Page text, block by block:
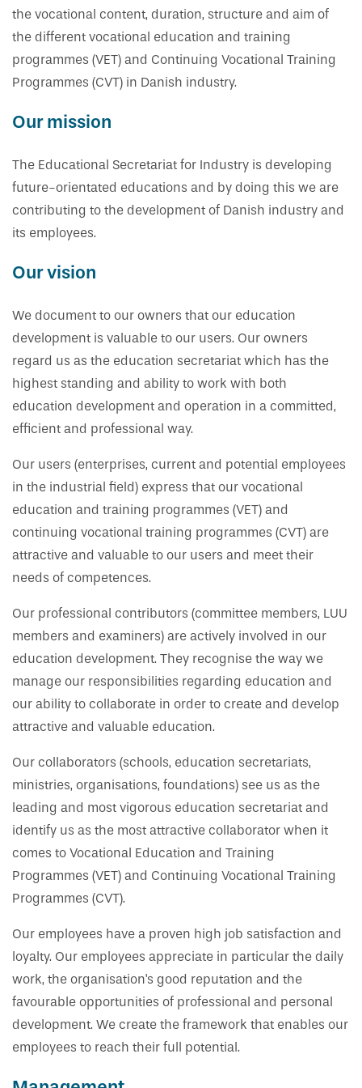
the vocational content, duration, structure and aim of
the different vocational education and training
programmes (VET) and Continuing Vocational Training
Programmes (CVT) in Danish industry.
Our mission
The Educational Secretariat for Industry is developing
future-orientated educations and by doing this we are
contributing to the development of Danish industry and
its employees.
Our vision
We document to our owners that our education
development is valuable to our users. Our owners
regard us as the education secretariat which has the
highest standing and ability to work with both
education development and operation in a committed,
efficient and professional way.
Our users (enterprises, current and potential employees
in the industrial field) express that our vocational
education and training programmes (VET) and
continuing vocational training programmes (CVT) are
attractive and valuable to our users and meet their
needs of competences.
Our professional contributors (committee members, LUU
members and examiners) are actively involved in our
education development. They recognise the way we
manage our responsibilities regarding education and
our ability to collaborate in order to create and develop
attractive and valuable education.
Our collaborators (schools, education secretariats,
ministries, organisations, foundations) see us as the
leading and most vigorous education secretariat and
identify us as the most attractive collaborator when it
comes to Vocational Education and Training
Programmes (VET) and Continuing Vocational Training
Programmes (CVT).
Our employees have a proven high job satisfaction and
loyalty. Our employees appreciate in particular the daily
work, the organisation's good reputation and the
favourable opportunities of professional and personal
development. We create the framework that enables our
employees to reach their full potential.
Vejledning om oplæring
Har du kendskab til bekymrende
oplæringsforhold?
Uenighed og tvister
Bestil kopi af svendebrev
Skuemestre
Rådgivning
Job